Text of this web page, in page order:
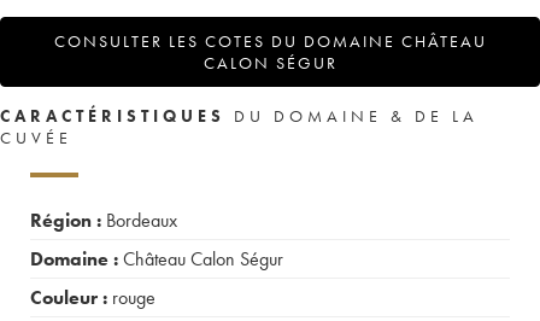
CONSULTER LES COTES DU DOMAINE CHÂTEAU
CALON SÉGUR
CARACTÉRISTIQUES
DU DOMAINE & DE LA
CUVÉE
Région : Bordeaux
Domaine :Château Calon Ségur
Couleur : rouge